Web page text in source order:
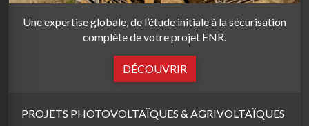
Une expertise globale, de l’étude initiale à la sécurisation
complète de votre projet ENR.
DÉCOUVRIR
PROJETS PHOTOVOLTAÏQUES & AGRIVOLTAÏQUES